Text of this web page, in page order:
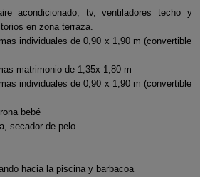
acondicionado, tv, ventiladores techo y
en zona terraza.
de 0,90 x 1,90 m (convertible
de 1,35x 1,80 m
de 0,90 x 1,90 m (convertible
bebé
secador de pelo.
hacia la piscina y barbacoa